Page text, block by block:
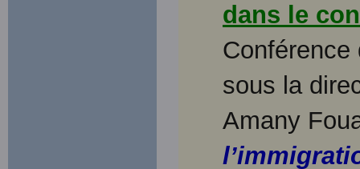
dans le
Conférence
sous la
Amany